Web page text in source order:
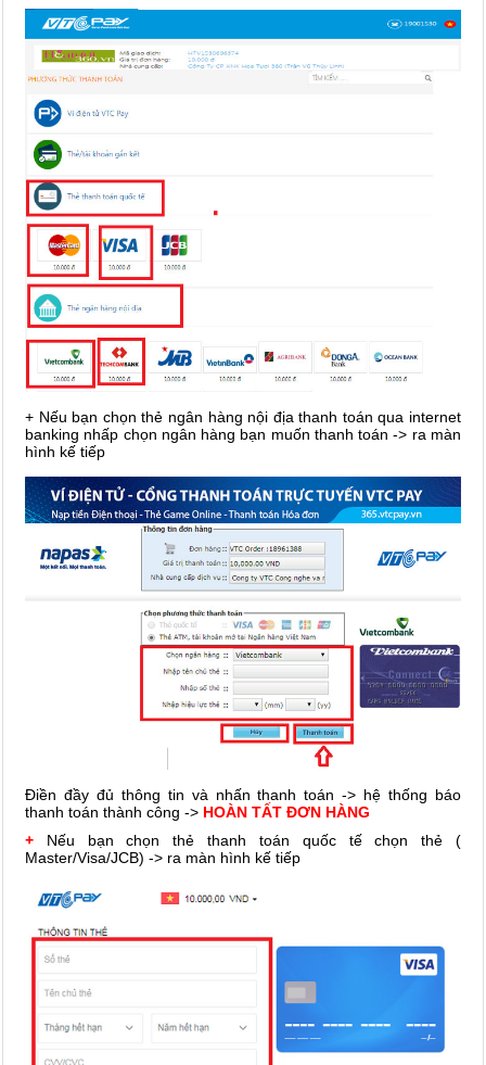
+ Nếu bạn chọn thẻ ngân hàng nội địa thanh toán qua internet
banking nhấp chọn ngân hàng bạn muốn thanh toán -> ra màn
hình kế tiếp
Điền đầy đủ thông tin và nhấn thanh toán -> hệ thống báo
thanh toán thành công -> HOÀN TẤT ĐƠN HÀNG
+ Nếu bạn chọn thẻ thanh toán quốc tế chọn thẻ (
Master/Visa/JCB) -> ra màn hình kế tiếp